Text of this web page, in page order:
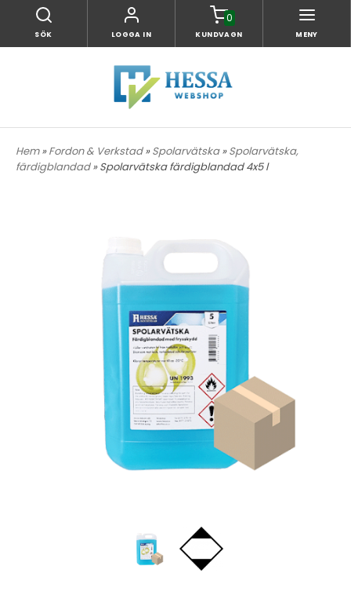
SÖK LOGGA IN
0
KUNDVAGN MENY
Hem»Fordon & Verkstad»Spolarvätska»Spolarvätska,
färdigblandad» Spolarvätska färdigblandad 4x5 l